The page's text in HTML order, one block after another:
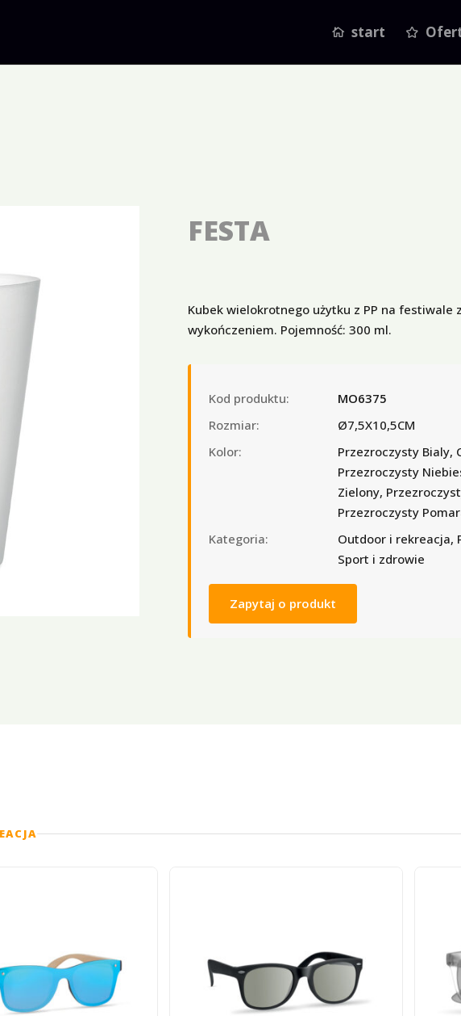
start
FESTA
Kubek wielokrotnego użytku z PP na festiwale
wykończeniem. Pojemność: 300 ml.
Kod produktu:
MO6375
Rozmiar:
Ø7,5X10,5CM
Kolor:
Przezroczysty Bialy,
Przezroczysty
Zielony,
Przezroczysty
Kategoria:
Outdoor i rekreacja,
Sport i zdrowie
Zapytaj o produkt